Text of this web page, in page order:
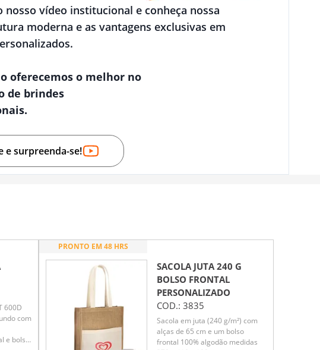
nosso vídeo institucional e conheça nossa
moderna e as vantagens exclusivas em
oferecemos o melhor no
de brindes
e surpreenda-se!
600D
com
e bolso
PRONTO EM 48 HRS
SACOLA JUTA 240 G
BOLSO FRONTAL
PERSONALIZADO
COD.: 3835
Sacola em juta (240 g/m²) com
alças de 65 cm e um bolso
frontal 100% algodão medidas